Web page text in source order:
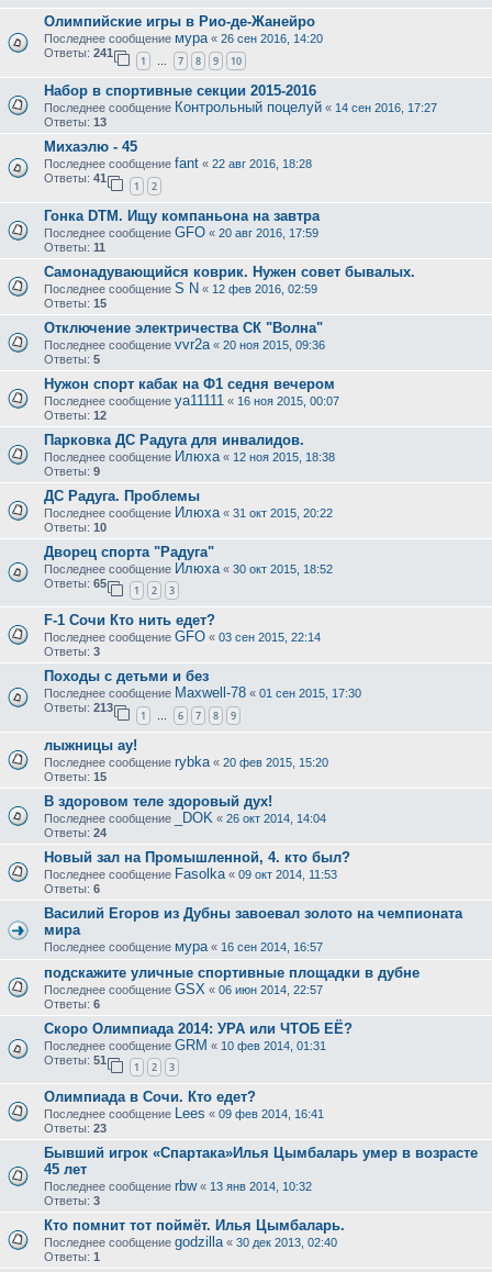
Олимпийские игры в Рио-де-Жанейро
Последнее сообщение мура « 26 сен 2016, 14:20
Ответы: 241
1 … 7 8 9 10
Набор в спортивные секции 2015-2016
Последнее сообщение Контрольный поцелуй « 14 сен 2016, 17:27
Ответы: 13
Михаэлю - 45
Последнее сообщение fant « 22 авг 2016, 18:28
Ответы: 41
1 2
Гонка DTM. Ищу компаньона на завтра
Последнее сообщение GFO « 20 авг 2016, 17:59
Ответы: 11
Самонадувающийся коврик. Нужен совет бывалых.
Последнее сообщение S N « 12 фев 2016, 02:59
Ответы: 15
Отключение электричества СК "Волна"
Последнее сообщение vvr2a « 20 ноя 2015, 09:36
Ответы: 5
Нужон спорт кабак на Ф1 седня вечером
Последнее сообщение ya11111 « 16 ноя 2015, 00:07
Ответы: 12
Парковка ДС Радуга для инвалидов.
Последнее сообщение Илюха « 12 ноя 2015, 18:38
Ответы: 9
ДС Радуга. Проблемы
Последнее сообщение Илюха « 31 окт 2015, 20:22
Ответы: 10
Дворец спорта "Радуга"
Последнее сообщение Илюха « 30 окт 2015, 18:52
Ответы: 65
1 2 3
F-1 Сочи Кто нить едет?
Последнее сообщение GFO « 03 сен 2015, 22:14
Ответы: 3
Походы с детьми и без
Последнее сообщение Maxwell-78 « 01 сен 2015, 17:30
Ответы: 213
1 … 6 7 8 9
лыжницы ау!
Последнее сообщение rybka « 20 фев 2015, 15:20
Ответы: 15
В здоровом теле здоровый дух!
Последнее сообщение _DOK « 26 окт 2014, 14:04
Ответы: 24
Новый зал на Промышленной, 4. кто был?
Последнее сообщение Fasolka « 09 окт 2014, 11:53
Ответы: 6
Василий Егоров из Дубны завоевал золото на чемпионата
мира
Последнее сообщение мура « 16 сен 2014, 16:57
подскажите уличные спортивные площадки в дубне
Последнее сообщение GSX « 06 июн 2014, 22:57
Ответы: 6
Скоро Олимпиада 2014: УРА или ЧТОБ ЕЁ?
Последнее сообщение GRM « 10 фев 2014, 01:31
Ответы: 51
1 2 3
Олимпиада в Сочи. Кто едет?
Последнее сообщение Lees « 09 фев 2014, 16:41
Ответы: 23
Бывший игрок «Спартака»Илья Цымбаларь умер в возрасте
45 лет
Последнее сообщение rbw« 13 янв 2014, 10:32
Ответы: 3
Кто помнит тот поймёт. Илья Цымбаларь.
Последнее сообщение godzilla« 30 дек 2013, 02:40
Ответы: 1